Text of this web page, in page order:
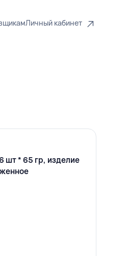
Личный кабинет
шт * 65 гр, изделие